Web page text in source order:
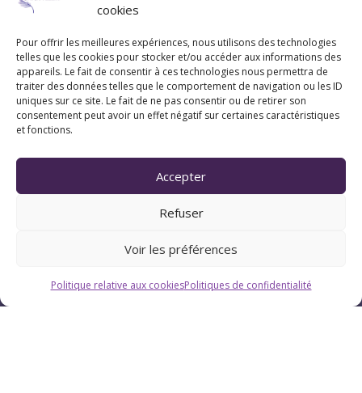
cookies
Pour offrir les meilleures expériences, nous utilisons des technologies
telles que les cookies pour stocker et/ou accéder aux informations des
appareils. Le fait de consentir à ces technologies nous permettra de
traiter des données telles que le comportement de navigation ou les ID
uniques sur ce site. Le fait de ne pas consentir ou de retirer son
consentement peut avoir un effet négatif sur certaines caractéristiques
et fonctions.
Accepter
Refuser
Voir les préférences
Politique relative aux cookiesPolitiques de confidentialité